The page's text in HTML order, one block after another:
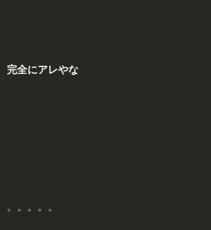
完全にアレやな
。。。。。